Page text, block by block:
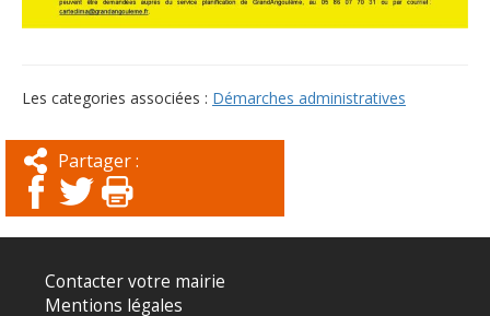
Les categories associées : Démarches administratives
Partager :
Contacter votre mairie
Mentions légales